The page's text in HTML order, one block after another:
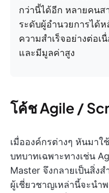
กว่านี้ได้อีก หลายคน
ระดับผู้อำนวยการได้ห
ความสำเร็จอย่างต่อเ
และมีมูลค่าสูง
โค้ช Agile /
เมื่อองค์กรต่างๆ หันมา
บทบาทเฉพาะทางเช่น
Master จึงกลายเป็นสิ่ง
ผู้เชี่ยวชาญเหล่านี้จะนำ